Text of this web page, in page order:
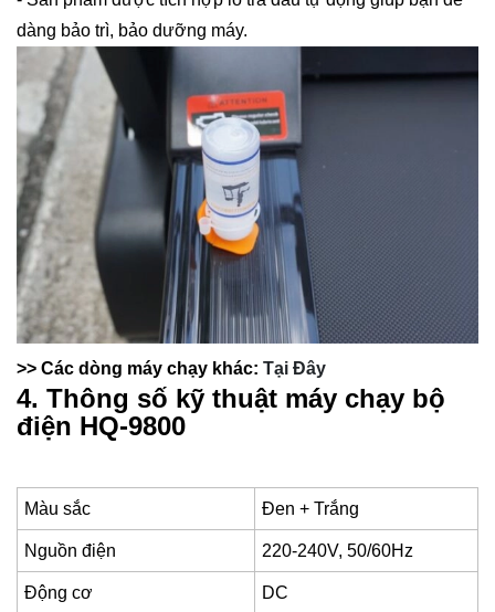
dàng bảo trì, bảo dưỡng máy.
>> Các dòng máy chạy khác: Tại Đây
4. Thông số kỹ thuật máy chạy bộ
điện HQ-9800
Màu sắc Đen + Trắng
Nguồn điện 220-240V, 50/60Hz
Động cơ DC